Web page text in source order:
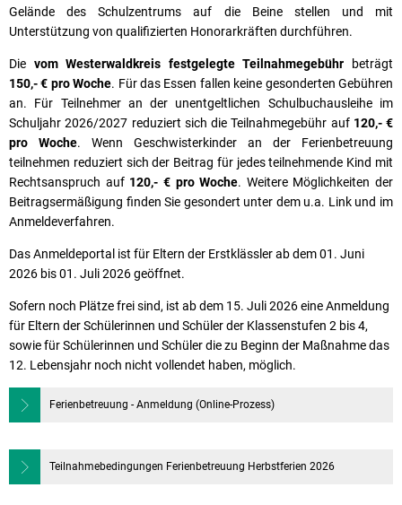
Gelände des Schulzentrums auf die Beine stellen und mit
Unterstützung von qualifizierten Honorarkräften durchführen.
Die vom Westerwaldkreis festgelegte Teilnahmegebühr beträgt
150,- € pro Woche. Für das Essen fallen keine gesonderten Gebühren
an. Für Teilnehmer an der unentgeltlichen Schulbuchausleihe im
Schuljahr 2026/2027 reduziert sich die Teilnahmegebühr auf 120,- €
pro Woche. Wenn Geschwisterkinder an der Ferienbetreuung
teilnehmen reduziert sich der Beitrag für jedes teilnehmende Kind mit
Rechtsanspruch auf 120,- € pro Woche. Weitere Möglichkeiten der
Beitragsermäßigung finden Sie gesondert unter dem u.a. Link und im
Anmeldeverfahren.
Das Anmeldeportal ist für Eltern der Erstklässler ab dem 01. Juni
2026 bis 01. Juli 2026 geöffnet.
Sofern noch Plätze frei sind, ist ab dem 15. Juli 2026 eine Anmeldung
für Eltern der Schülerinnen und Schüler der Klassenstufen 2 bis 4,
sowie für Schülerinnen und Schüler die zu Beginn der Maßnahme das
12. Lebensjahr noch nicht vollendet haben, möglich.
Ferienbetreuung - Anmeldung (Online-Prozess)
Teilnahmebedingungen Ferienbetreuung Herbstferien 2026